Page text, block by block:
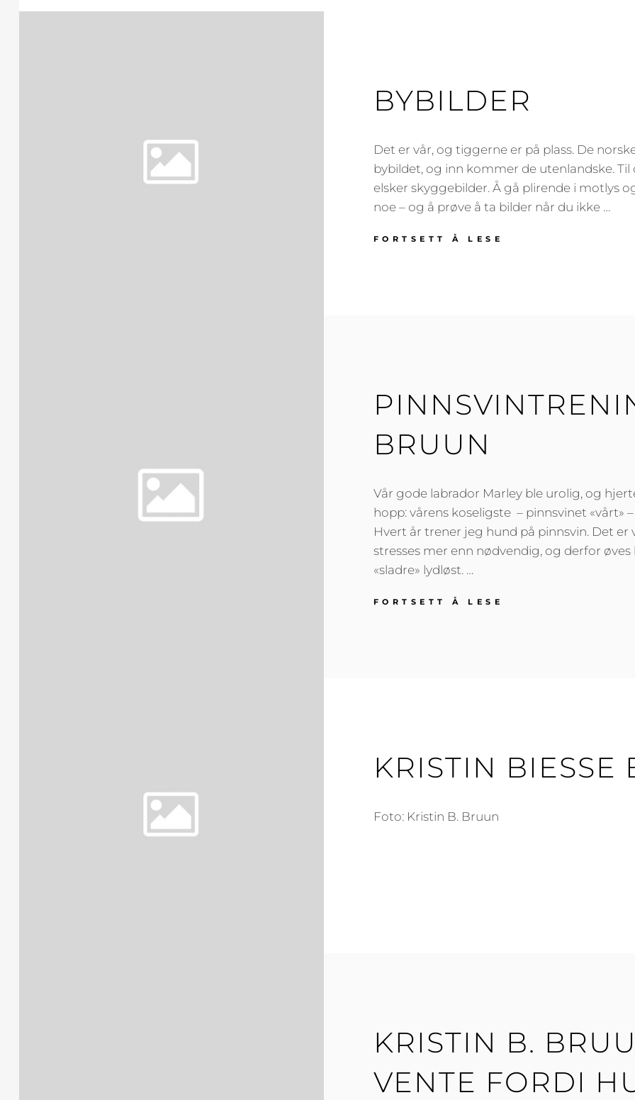
BYBILDER
Det er vår, og tiggerne er på plass. De
bybildet, og inn kommer de utenlandske. Til
elsker skyggebilder. Å gå plirende i motlys
noe – og å prøve å ta bilder når du ikke …
FORTSETT Å LESE
BRUUN
Vår gode labrador Marley ble urolig, og
hopp: vårens koseligste – pinnsvinet «vårt»
Hvert år trener jeg hund på pinnsvin. Det er
stresses mer enn nødvendig, og derfor øves
«sladre» lydløst. …
FORTSETT Å LESE
KRISTIN BIESSE
Foto: Kristin B. Bruun
KRISTIN B.
VENTE FORDI